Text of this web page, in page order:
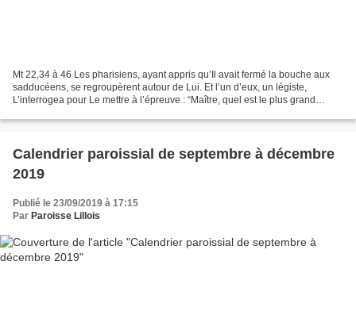
Mt 22,34 à 46 Les pharisiens, ayant appris qu’Il avait fermé la bouche aux
sadducéens, se regroupèrent autour de Lui. Et l’un d’eux, un légiste,
L’interrogea pour Le mettre à l’épreuve : “Maître, quel est le plus grand
Calendrier paroissial de septembre à décembre
2019
Publié le 23/09/2019 à 17:15
Par Paroisse Lillois